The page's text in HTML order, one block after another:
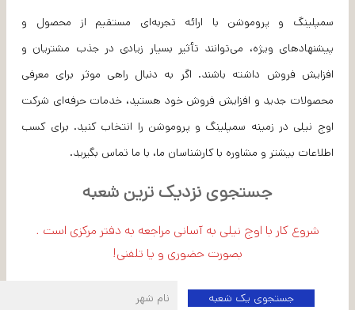
سمپلینگ و پروموشن با ارائه تجربه‌ای مستقیم از محصول و
پیشنهادهای ویژه، می‌توانند تأثیر بسیار زیادی در جذب مشتریان و
افزایش فروش داشته باشند. اگر به دنبال راهی موثر برای معرفی
محصولات جدید و افزایش فروش خود هستید، خدمات حرفه‌ای شرکت
اوج نیلی در زمینه سمپلینگ و پروموشن را انتخاب کنید. برای کسب
اطلاعات بیشتر و مشاوره با کارشناسان ما، با ما تماس بگیرید.
جستجوی نزدیک ترین شعبه
شروع کار با اوج نیلی به آسانی مراجعه به دفتر مرکزی است .
بصورت حضوری و یا تلفنی!